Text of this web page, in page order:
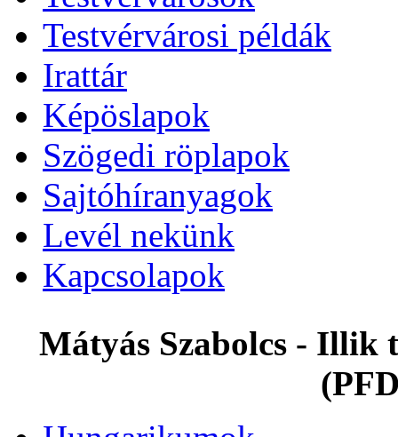
Testvérvárosi példák
Irattár
Képöslapok
Szögedi röplapok
Sajtóhíranyagok
Levél nekünk
Kapcsolapok
Mátyás Szabolcs - Illik